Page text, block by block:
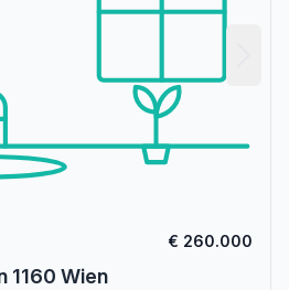
€ 260.000
1160 Wien